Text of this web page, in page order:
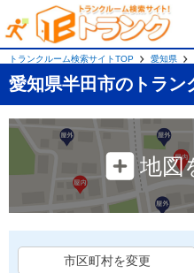
トランクルーム検索サイトTOP 愛知県
愛知県半田市のトラン
地図
市区町村を変更